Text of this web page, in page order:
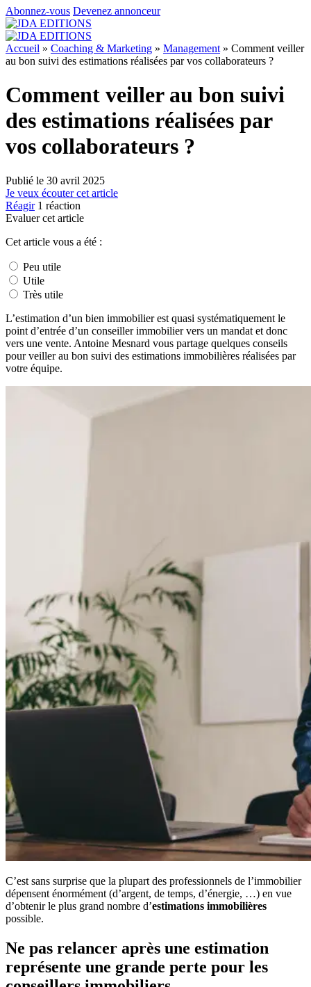
Abonnez-vous Devenez annonceur
Accueil » Coaching & Marketing » Management » Comment veiller
au bon suivi des estimations réalisées par vos collaborateurs ?
Comment veiller au bon suivi
des estimations réalisées par
vos collaborateurs ?
Publié le 30 avril 2025
Je veux écouter cet article
Réagir 1 réaction
Evaluer cet article
Cet article vous a été :
Peu utile
Utile
Très utile
L’estimation d’un bien immobilier est quasi systématiquement le
point d’entrée d’un conseiller immobilier vers un mandat et donc
vers une vente. Antoine Mesnard vous partage quelques conseils
pour veiller au bon suivi des estimations immobilières réalisées par
votre équipe.
C’est sans surprise que la plupart des professionnels de l’immobilier
dépensent énormément (d’argent, de temps, d’énergie, …) en vue
d’obtenir le plus grand nombre d’estimations immobilières
possible.
Ne pas relancer après une estimation
représente une grande perte pour les